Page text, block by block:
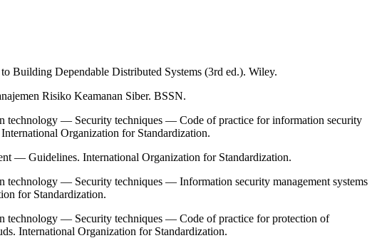
Building Dependable Distributed Systems (3rd ed.). Wiley.
Risiko Keamanan Siber. BSSN.
technology — Security techniques — Code of practice for information security
Organization for Standardization.
— Guidelines. International Organization for Standardization.
— Security techniques — Information security management systems
for Standardization.
technology — Security techniques — Code of practice for protection of
International Organization for Standardization.